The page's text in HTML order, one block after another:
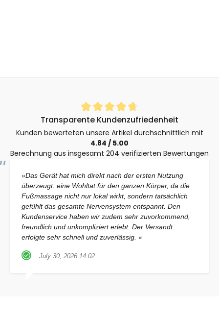
Durchschnittliche Bewertung von 4.8 von 5 Sternen
Transparente Kundenzufriedenheit
Kunden bewerteten unsere Artikel durchschnittlich mit
4.84 / 5.00
Berechnung aus insgesamt 204 verifizierten Bewertungen
»Das Gerät hat mich direkt nach der ersten Nutzung
überzeugt: eine Wohltat für den ganzen Körper, da die
Fußmassage nicht nur lokal wirkt, sondern tatsächlich
gefühlt das gesamte Nervensystem entspannt. Den
Kundenservice haben wir zudem sehr zuvorkommend,
freundlich und unkompliziert erlebt. Der Versandt
erfolgte sehr schnell und zuverlässig. «
July 30, 2026 14:02